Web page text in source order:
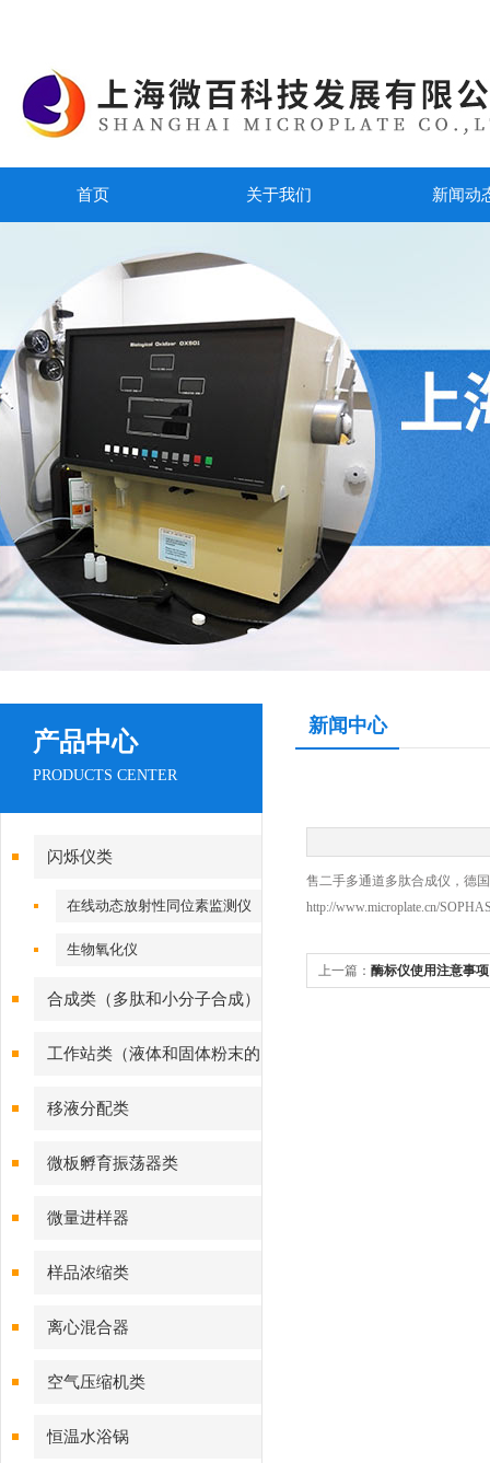
首页 关于我们 新闻动
产品中心
PRODUCTS CENTER
闪烁仪类
在线动态放射性同位素监测仪
生物氧化仪
合成类（多肽和小分子合成）
工作站类（液体和固体粉末的
样品处理）
移液分配类
微板孵育振荡器类
微量进样器
样品浓缩类
离心混合器
空气压缩机类
恒温水浴锅
新闻中心
售二手多通道多肽合成仪，德
http://www.microplate.cn/
上一篇： 酶标仪使用注意事项